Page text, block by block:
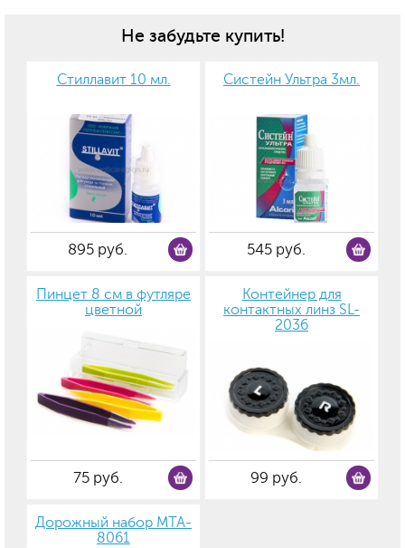
Не забудьте купить!
Стиллавит 10 мл.
895 руб.
Систейн Ультра 3мл.
545 руб.
Пинцет 8 см в футляре
цветной
75 руб.
Контейнер для
контактных линз SL-
2036
99 руб.
Дорожный набор MTA-
8061